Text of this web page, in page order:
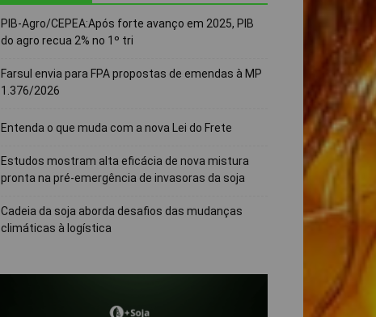
PIB-Agro/CEPEA:Após forte avanço em 2025, PIB
do agro recua 2% no 1º tri
Farsul envia para FPA propostas de emendas à MP
1.376/2026
Entenda o que muda com a nova Lei do Frete
Estudos mostram alta eficácia de nova mistura
pronta na pré-emergência de invasoras da soja
Cadeia da soja aborda desafios das mudanças
climáticas à logística